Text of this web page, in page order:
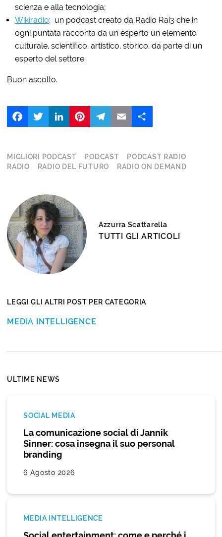
scienza e alla tecnologia;
Wikiradio: un podcast creato da Radio Rai3 che in
ogni puntata racconta da un esperto un elemento
culturale, scientifico, artistico, storico, da parte di un
esperto del settore.
Buon ascolto.
FacebookTwitter LinkedIn
MIGLIORI PODCAST PODCAST
PODCAST RADIO
RADIO
RADIO DEL FUTURO RADIO ON DEMAND
Azzurra Scattarella
TUTTI GLI ARTICOLI
LEGGI GLI ALTRI POST PER CATEGORIA
MEDIA INTELLIGENCE
ULTIME NEWS
SOCIAL MEDIA
La comunicazione social di Jannik
Sinner: cosa insegna il suo personal
branding
6 Agosto 2026
MEDIA INTELLIGENCE